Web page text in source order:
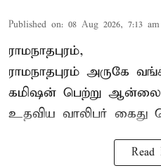
Published on: 08 Aug 2026, 7:13 am
ராமநாதபுரம்,
ராமநாதபுரம் அருகே
கமிஷன் பெற்று
உதவிய வாலிபர் கைது
Read